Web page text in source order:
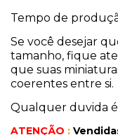
Tempo de
Se você desejar
tamanho, fique
que suas
coerentes entre si.
Qualquer duvida
ATENÇÃO :